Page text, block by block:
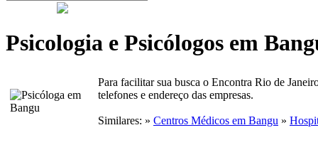
Psicologia e Psicólogos em
Para facilitar sua busca o Encontra Rio de
telefones e endereço das empresas.
Similares: » Centros Médicos em Bangu »